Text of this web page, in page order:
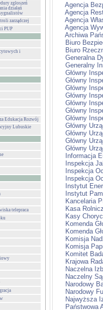
zgłoszeń
działań
zarządczej
PUP
i
Edukacja Rozwój
Lubuskie
telepraca
Agencja
Agencja
Agencja
Agencja
Archiwa
Biuro
Biuro
Generalna
Generalny
Główny
Główny
Główny
Główny
Główny
Główny
Główny
Główny
Główny
Główny
Główny
Informacja
Inspekcja
Inspekcja
Inspekcja
Instytut
Instytut
Kancelaria
Kasa
Kasy
Komenda
Komenda
Komisja
Komisja
Komitet
Krajowa
Naczelna
Naczelny
Narodowy
Narodowy
Najwyższa
Państwowa